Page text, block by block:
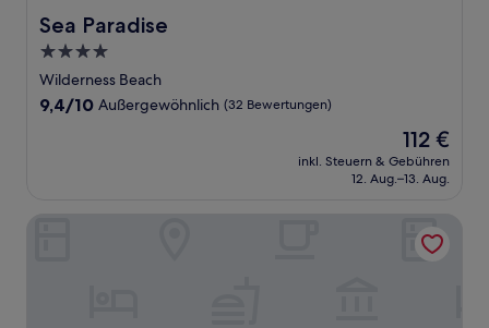
Sea Paradise
Sea Paradise
4.0-
Sterne-
Unterkunft
Wilderness Beach
9.4
9,4/10 Außergewöhnlich (32 Bewertungen)
Der
Preis
beträgt
112 €
inkl. Steuern & Gebühren
12. Aug.–13. Aug.